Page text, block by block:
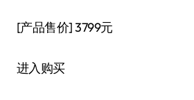
[产品售价]3799元
进入购买